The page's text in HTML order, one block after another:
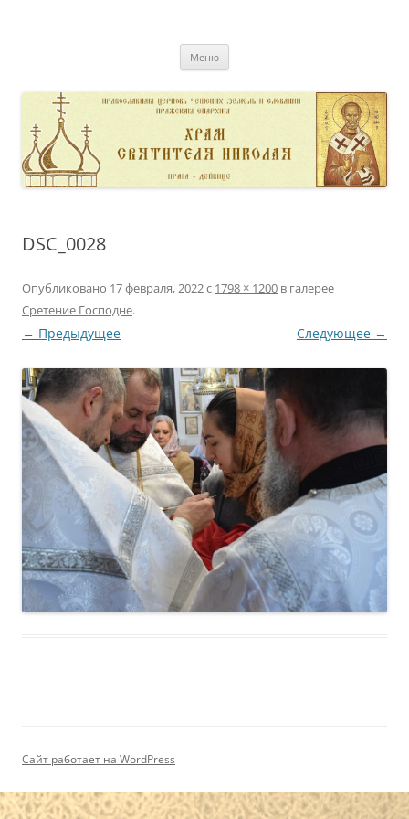
Меню
DSC_0028
Опубликовано 17 февраля, 2022с 1798 × 1200 в галерее
Сретение Господне.
← Предыдущее Следующее →
Сайт работает на WordPress